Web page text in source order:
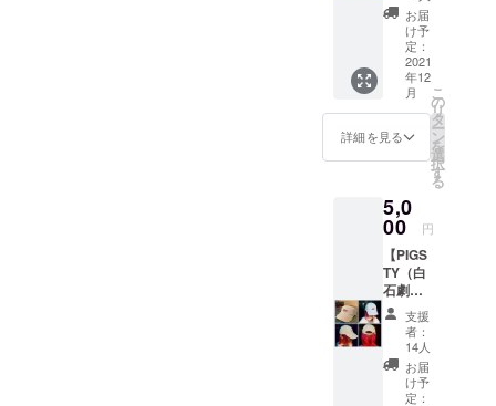
シ(Two
layers
paint)
シゲ
(MODE
GOODD
AYS) ボ
RN
GOODD
AYS、
Jupiter)
キャッ
プ(Two
layers
paint)
「G.O.
M 」
額は、
申し込
み時に
「上乗
せ支
援」が
可能で
す。 も
で構い
ませ
ん。
次第
ホーム
の欄に
て公開
いたし
ます。
＜お店
の紹介
AROUN
D』 札
幌のス
スキノ
駅から
徒歩２
分の
ROCK
SHOP
。 ※支
援金額
は、申
む（さ
んぼん
ぎ、
YOUR
BOYS、
ex.-
BEAUTi
FUL、
ex-
mosom
ex-
green!
、ex-
crap)デ
ザイン
のTシャ
ツで
す。 商
品画像
が仕上
がり次
第ホー
お届
け予
定：
2021
年12
月
詳細を見る
こ
の
リ
タ
ー
ン
を
選
択
す
る
5,0
00 円
【PIGS
TY（白
石劇
場）帽
子B】
BODY
：
newhatt
支援
者：
14人
お届
け予
定：